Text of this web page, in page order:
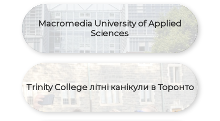
Macromedia University of Applied
Sciences
Trinity College літні канікули в Торонто